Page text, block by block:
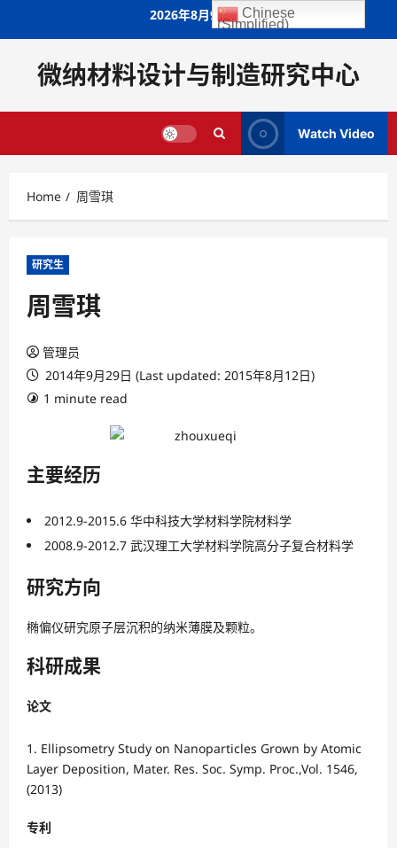
2026年8月9日
微纳材料设计与制造研究中心
Watch Video
Home 周雪琪
研究生
周雪琪
管理员
2014年9月29日 (Last updated: 2015年8月12日)
1 minute read
主要经历
2012.9-2015.6 华中科技大学材料学院材料学
2008.9-2012.7 武汉理工大学材料学院高分子复合材料学
研究方向
椭偏仪研究原子层沉积的纳米薄膜及颗粒。
科研成果
论文
Ellipsometry Study on Nanoparticles Grown by Atomic
Layer Deposition, Mater. Res. Soc. Symp. Proc.,Vol. 1546,
(2013)
专利
Chinese
(Simplified)